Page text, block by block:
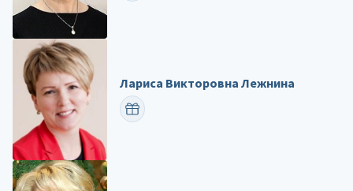
Лариса Викторовна Лежнина
ПОЗДРАВИТЬ